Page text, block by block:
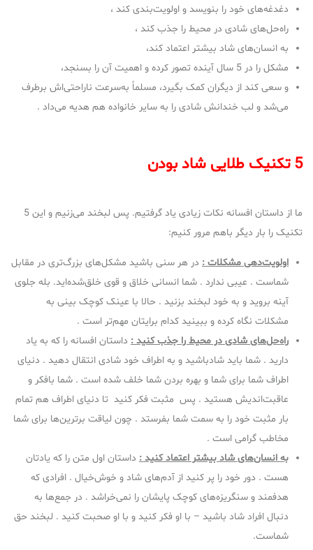
دغدغه‌های خود را بنویسد و اولویت‌بندی کند ،
راه‌حل‌های شادی در محیط را جذب کند ،
به انسان‌های شاد بیشتر اعتماد کند،
مشکل را در 5 سال آینده تصور کرده و اهمیت آن را بسنجد،
و سعی کند از دیگران کمک بگیرد، مسلماً به‌سرعت ناراحتی‌اش برطرف
می‌شد و لب خندانش شادی را به سایر خانواده هم هدیه می‌داد .
5 تکنیک طلایی شاد بودن
ما از داستان افسانه نکات زیادی یاد گرفتیم. پس لبخند می‌زنیم و این 5
تکنیک را بار دیگر باهم مرور کنیم:
اولویت‌دهی مشکلات : در هر سنی باشید مشکل‌های بزرگ‌تری در مقابل
شماست . عیبی ندارد . شما انسانی خلاق و قوی خلق‌شده‌اید. بله جلوی
آینه بروید و به خود لبخند بزنید . حالا با عینک کوچک بینی به
مشکلات نگاه کرده و ببینید کدام برایتان مهم‌تر است .
راه‌حل‌های شادی در محیط را جذب کنید : داستان افسانه را که به یاد
دارید . شما باید شادباشید و به اطراف خود شادی انتقال دهید . دنیای
اطراف شما برای شما و بهره بردن شما خلف شده است . شما بافکر و
عاقبت‌اندیش هستید . پس مثبت فکر کنید تا دنیای اطراف هم تمام
بار مثبت خود را به سمت شما بفرستد . چون لیاقت برترین‌ها برای شما
مخاطب گرامی است .
به انسان‌های شاد بیشتر اعتماد کنید : داستان اول متن را که یادتان
هست . دور خود را پر کنید از آدم‌های شاد و خوش‌خیال . افرادی که
هدفمند و سنگریزه‌های کوچک پایشان را نمی‌خراشد . در جمع‌ها به
دنبال افراد شاد باشید – با او فکر کنید و با او صحبت کنید . لبخند حق
شماست.